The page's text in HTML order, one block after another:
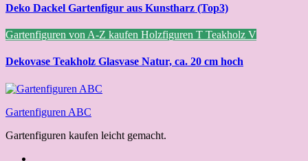
Deko Dackel Gartenfigur aus Kunstharz (Top3)
Gartenfiguren von A-Z kaufen Holzfiguren T Teakholz V
Dekovase Teakholz Glasvase Natur, ca. 20 cm hoch
Gartenfiguren ABC
Gartenfiguren kaufen leicht gemacht.